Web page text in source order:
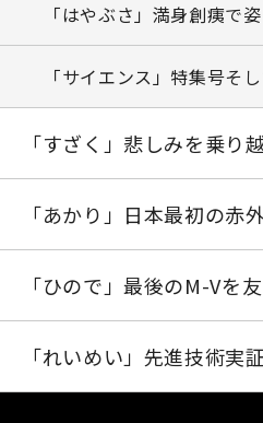
「はやぶさ」満身創痍で姿を
「サイエンス」特集号そ
「すざく」悲しみを乗り
ASTRO-EIIサイエンス・ワ
1年間の設計検討を経て
M-Vロケット6号機の第2
「あかり」日本最初の赤
気球・IRTS・ISO──赤外
打上げ延期
「ひので」最後のM-Vを
SOLAR-B搭載機器の国際
「れいめい」先進技術実証と